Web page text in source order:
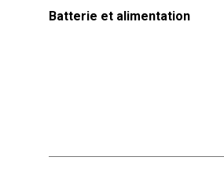
Batterie et alimentation